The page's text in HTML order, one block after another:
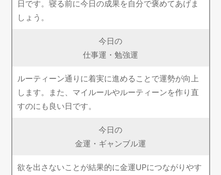
日です。寝る前に今日の成果を自分で褒めてあげま
しょう。
今日の
仕事運・勉強運
ルーティーン通りに着実に進めることで運勢が向上
します。また、マイルールやルーティーンを作り直
すのにも良い日です。
今日の
金運・ギャンブル運
欲を出さないことが結果的に金運UPにつながりやす